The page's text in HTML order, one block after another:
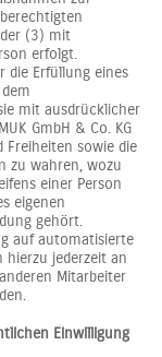
(3) mit
erfolgt.
die Erfüllung eines
mit ausdrücklicher
GmbH & Co. KG
Freiheiten sowie die
zu wahren, wozu
einer Person
eigenen
gehört.
auf automatisierte
hierzu jederzeit an
Mitarbeiter
Einwilligung